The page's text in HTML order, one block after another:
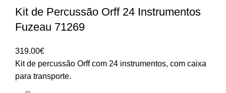
Kit de Percussão Orff 24 Instrumentos
Fuzeau 71269
319.00€
Kit de percussão Orff com 24 instrumentos, com caixa
para transporte.